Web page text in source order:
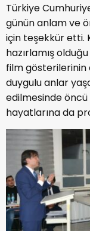
Türkiye
günün anlam ve
için teşekkür etti.
hazırlamış
film gösterilerinin
duygulu anlar
edilmesinde
hayatlarına da